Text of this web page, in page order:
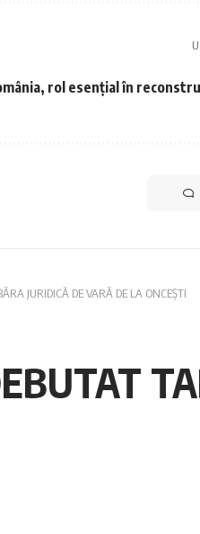
rol esențial în
JURIDICĂ DE VARĂ DE LA ONCEȘTI